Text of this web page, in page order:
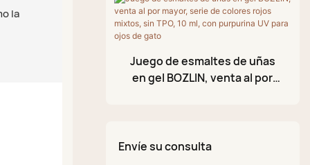
la
Lápiz de pintura acrílica
Juego de esmaltes de uñas
en gel BOZLIN, venta al por
gato
Envíe su consulta